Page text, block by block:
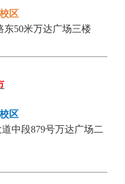
区
东50米万达广场三楼
区
中段879号万达广场二